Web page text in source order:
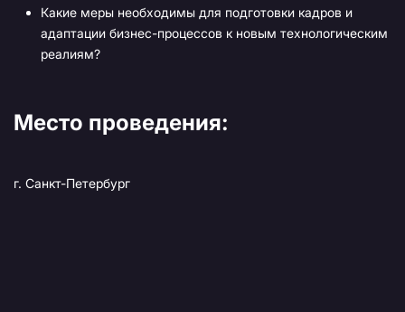
Какие меры необходимы для подготовки кадров и
адаптации бизнес-процессов к новым технологическим
реалиям? ​
Место проведения:
г. Санкт-Петербург